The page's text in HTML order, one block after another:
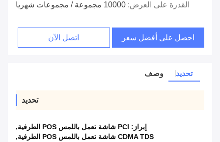
القدرة على العرض: 10000 مجموعة / مجموعات شهريا
احصل على أفضل سعر اتصل الآن
تحديد وصف
تحديد
إبراز: PCI شاشة تعمل باللمس POS الطرفية
,
CDMA TDS شاشة تعمل باللمس POS الطرفية
,